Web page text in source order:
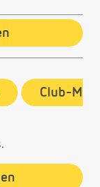
Club-